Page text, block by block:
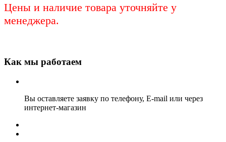
Цены и наличие товара уточняйте у
менеджера.
Как мы работаем
Вы оставляете заявку по телефону, E-mail или через
интернет-магазин